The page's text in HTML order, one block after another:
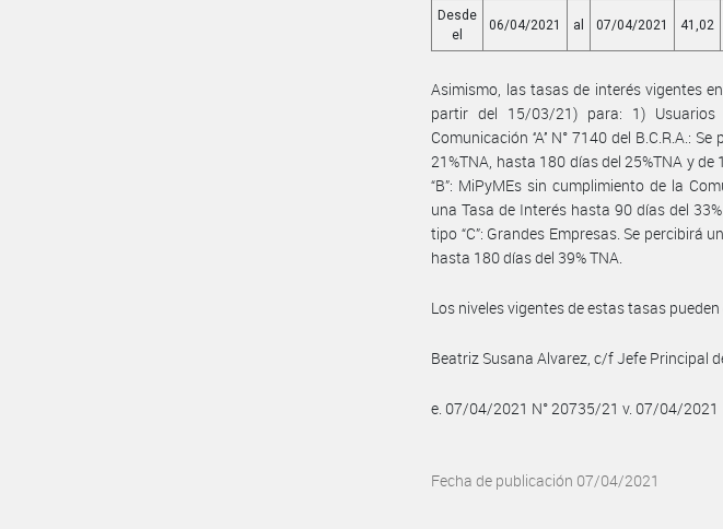
Desde
el
06/04/2021 al 07/04/2021 41,02
Asimismo, las tasas de interés vigentes
partir del 15/03/21) para: 1) Usuarios
Comunicación ‘‘A’’ N° 7140 del
21%TNA, hasta 180 días del 25%TNA y
“B”: MiPyMEs sin cumplimiento de la
una Tasa de Interés hasta 90 días del
tipo “C”: Grandes Empresas. Se percibirá
hasta 180 días del 39% TNA.
Los niveles vigentes de estas tasas
Beatriz Susana Alvarez, c/f Jefe Principal
e. 07/04/2021 N° 20735/21 v. 07/04/2021
Fecha de publicación 07/04/2021